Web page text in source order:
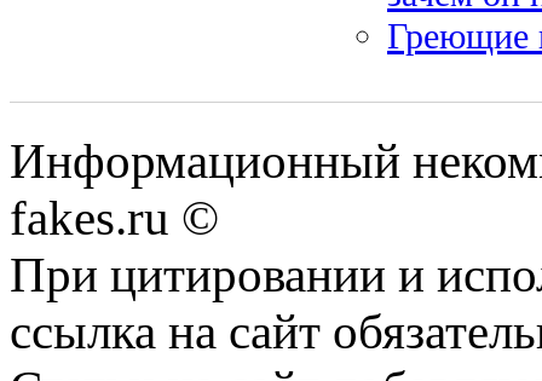
Греющие
Информационный
fakes.ru ©
При цитировании и
ссылка на сайт